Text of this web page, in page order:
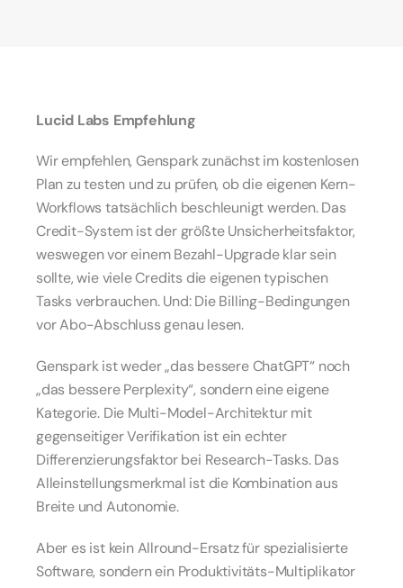
Lucid Labs Empfehlung
Wir empfehlen, Genspark zunächst im kostenlosen
Plan zu testen und zu prüfen, ob die eigenen Kern-
Workflows tatsächlich beschleunigt werden. Das
Credit-System ist der größte Unsicherheitsfaktor,
weswegen vor einem Bezahl-Upgrade klar sein
sollte, wie viele Credits die eigenen typischen
Tasks verbrauchen. Und: Die Billing-Bedingungen
vor Abo-Abschluss genau lesen.
Genspark ist weder „das bessere ChatGPT“ noch
„das bessere Perplexity“, sondern eine eigene
Kategorie. Die Multi-Model-Architektur mit
gegenseitiger Verifikation ist ein echter
Differenzierungsfaktor bei Research-Tasks. Das
Alleinstellungsmerkmal ist die Kombination aus
Breite und Autonomie.
Aber es ist kein Allround-Ersatz für spezialisierte
Software, sondern ein Produktivitäts-Multiplikator